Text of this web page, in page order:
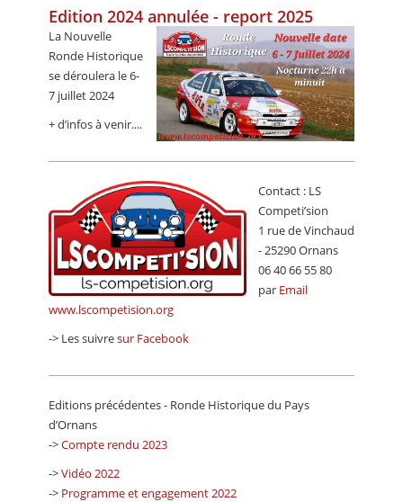
ANNUAIRES
PETITES ANNONCES
Edition 2024 annulée - report 2025
La Nouvelle
Ronde Historique
se déroulera le 6-
7 juillet 2024
+ d’infos à venir....
Contact : LS
Competi’sion
1 rue de Vinchaud
- 25290 Ornans
06 40 66 55 80
par Email
www.lscompetision.org
-> Les suivresur Facebook
Editions précédentes - Ronde Historique du Pays
d’Ornans
->Compte rendu 2023
->Vidéo 2022
-> Programme et engagement 2022